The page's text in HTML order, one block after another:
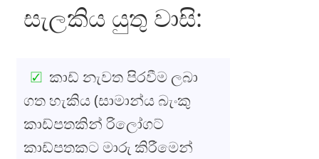
සැලකිය යුතු වාසි:
කාඩ් නැවත පිරවීම ලබා
ගත හැකිය (සාමාන්ය බැංකු
කාඩ්පතකින් රිලෝගට්
කාඩ්පතකට මාරු කිරීමෙන්